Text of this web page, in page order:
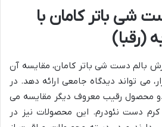
شی باتر کامان با
(رقبا)
بالم دست شی باتر کامان، مقایسه آن
می تواند دیدگاه جامعی ارائه دهد. در
دو محصول رقیب معروف دیگر مقایسه می
دست نئودرم. این محصولات نیز در